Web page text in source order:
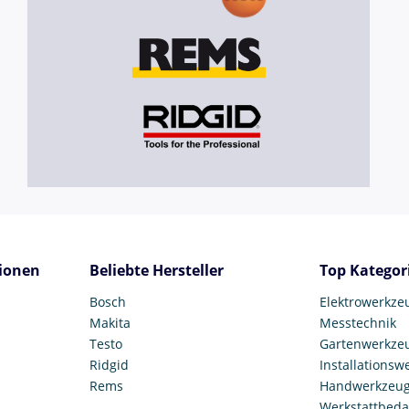
Beliebte Hersteller
Bosch
Makita
Testo
Ridgid
Rems
Top
Messtechnik